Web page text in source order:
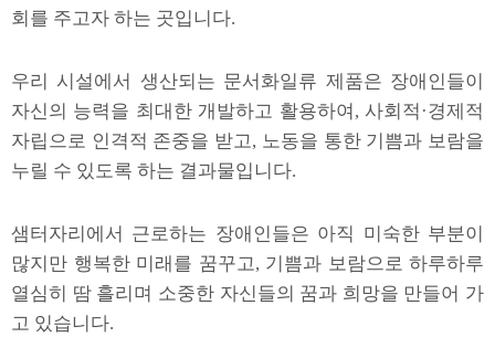
회를 주고자 하는 곳입니다.
우리 시설에서 생산되는 문서화일류 제품은 장애인들이
자신의 능력을 최대한 개발하고 활용하여, 사회적·경제적
자립으로 인격적 존중을 받고, 노동을 통한 기쁨과 보람을
누릴 수 있도록 하는 결과물입니다.
샘터자리에서 근로하는 장애인들은 아직 미숙한 부분이
많지만 행복한 미래를 꿈꾸고, 기쁨과 보람으로 하루하루
열심히 땀 흘리며 소중한 자신들의 꿈과 희망을 만들어 가
고 있습니다.